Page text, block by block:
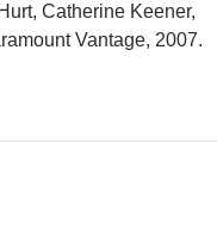
Catherine Keener,
Vantage, 2007.